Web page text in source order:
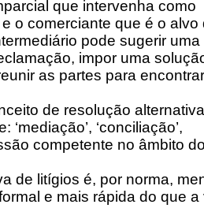
que intervenha como
o comerciante que é o alvo
pode sugerir uma
impor uma
as partes para encontrar
de resolução
‘mediação’, ‘conciliação’,
competente no âmbito
de litígios é, por norma,
e mais rápida do que a